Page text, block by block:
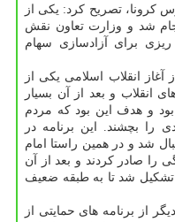
کرونا، تصریح کرد: یکی از
شد و وزارت تعاون نقش
برای آزادسازی سهام
انقلاب اسلامی یکی از
انقلاب و بعد از آن بسیار
بود و هدف این بود که مردم
را بچشند. این برنامه در
شد و در همین راستا امام
را صادر کردند و بعد از آن
تشکیل شد تا به طبقه ضعیف
از برنامه های حمایتی از